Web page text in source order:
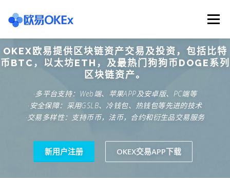
content
Menu
欧意交易所 关于欧意OKX 欧意APP下载
欧意注册网址 欧意交易下载 欧意团队
OKEX欧易提供区块链资产交易及投资，包括比特
币BTC，以太坊ETH，及最热门狗狗币DOGE系列
区块链资产。
·多平台支持：Web端、苹果APP及安卓版、PC端等
·安全保障：采用GSLB、冷钱包、热钱包等先进的技术
·交易多样性：支持币币，法币，合约和衍生品交易服务
新用户注册 OKEX交易APP下载